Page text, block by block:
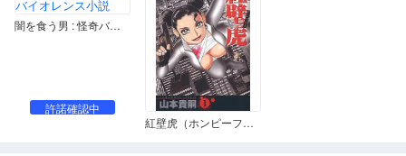
許諾確認中
闇を食う男 : 怪奇バイオレンス小説
紅壁虎（ホンピーフー） 1